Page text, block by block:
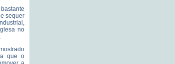
sequer
no
que o